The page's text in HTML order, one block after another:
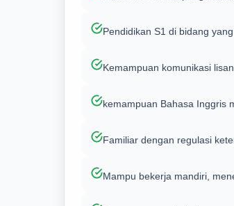
Pendidikan S1 di bidang
Kemampuan komunikasi
kemampuan Bahasa Inggris
Familiar dengan regulasi
Mampu bekerja mandiri,